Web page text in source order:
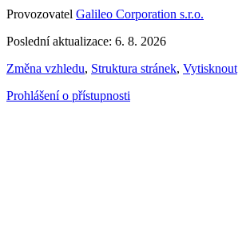
Provozovatel Galileo Corporation s.r.o.
Poslední aktualizace: 6. 8. 2026
Změna vzhledu, Struktura stránek, Vytisknout
Prohlášení o přístupnosti